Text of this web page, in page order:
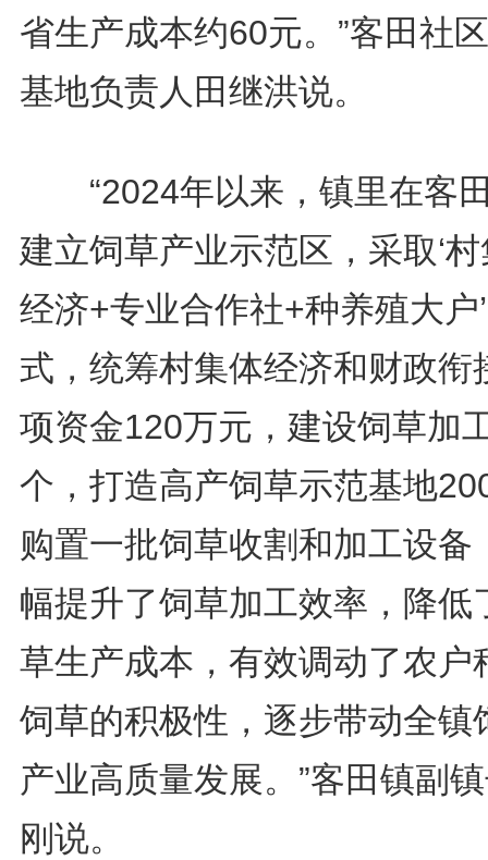
省生产成本约60元。”客田社
基地负责人田继洪说。
“2024年以来，镇里在客
建立饲草产业示范区，采取‘
经济+专业合作社+种养殖大户
式，统筹村集体经济和财政衔
项资金120万元，建设饲草加
个，打造高产饲草示范基地
购置一批饲草收割和加工设备
幅提升了饲草加工效率，降低
草生产成本，有效调动了农户
饲草的积极性，逐步带动全镇
产业高质量发展。”客田镇副
刚说。